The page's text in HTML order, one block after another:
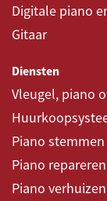
Digitale piano
Gitaar
Diensten
Vleugel, piano
Piano stemmen
Piano repareren
Piano verhuizen